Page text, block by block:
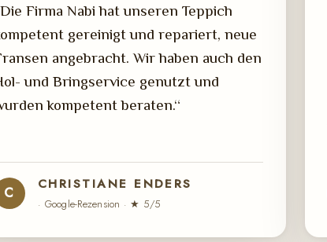
Firma Nabi hat unseren Teppich
gereinigt und repariert, neue
angebracht. Wir haben auch den
und Bringservice genutzt und
kompetent beraten.“
C CHRISTIANE ENDERS
· Google-Rezension · ★ 5/5